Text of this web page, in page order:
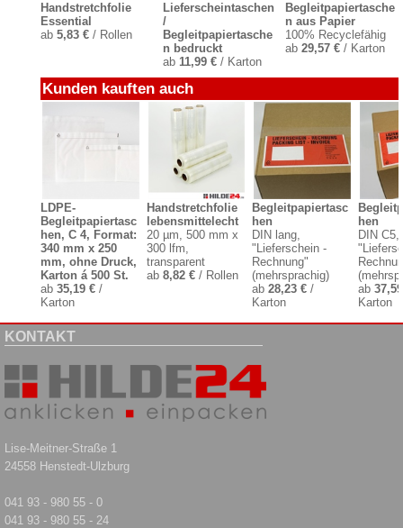
Handstretchfolie
Essential
ab 5,83 € / Rollen
Lieferscheintaschen
/
Begleitpapiertasche
n bedruckt
ab 11,99 € / Karton
Begleitpapiertasche
n aus Papier
100% Recyclefähig
ab 29,57 € / Karton
Kunden kauften auch
LDPE-
Begleitpapiertasc
hen, C 4, Format:
340 mm x 250
mm, ohne Druck,
Karton á 500 St.
ab 35,19 € /
Karton
Handstretchfolie
lebensmittelecht
20 µm, 500 mm x
300 lfm,
transparent
ab 8,82 €/ Rollen
Begleitpapiertasc
hen
DIN lang,
"Lieferschein -
Rechnung"
(mehrsprachig)
ab28,23 € /
Karton
hen
DIN C5,
ab
Karton
KONTAKT
Lise-Meitner-Straße 1
24558 Henstedt-Ulzburg
041 93 - 980 55 - 0
041 93 - 980 55 - 24